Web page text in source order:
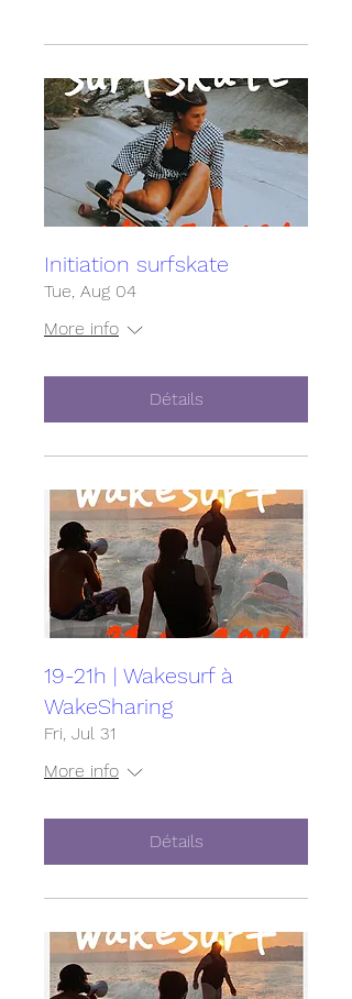
Initiation surfskate
Tue, Aug 04
More info
Détails
19-21h | Wakesurf à
WakeSharing
Fri, Jul 31
More info
Détails